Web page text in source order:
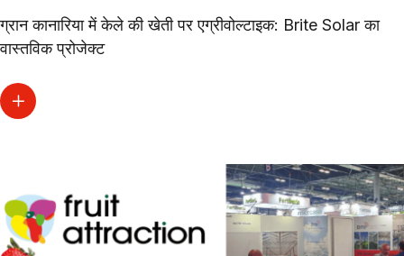
ग्रान कानारिया में केले की खेती पर एग्रीवोल्टाइक: Brite Solar का
वास्तविक प्रोजेक्ट